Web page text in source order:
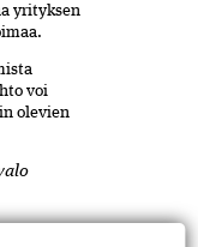
yrityksen
voi
olevien